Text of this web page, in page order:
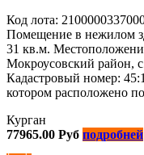
Код лота:
Помещение в нежилом
31 кв.м.
Мокроусовский район,
Кадастровый номер:
котором расположено
Курган
77965.00 Руб подробней